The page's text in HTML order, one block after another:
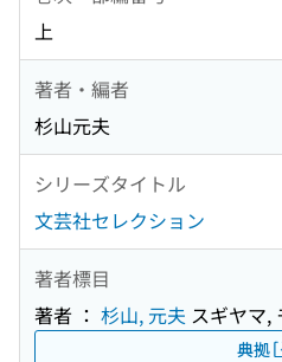
上
著者・編者
杉山元夫
シリーズタイトル
文芸社セレクション
著者標目
著者 ： 杉山, 元夫 スギヤマ,
典拠